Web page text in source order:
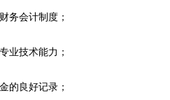
务会计制度；
业技术能力；
的良好记录；